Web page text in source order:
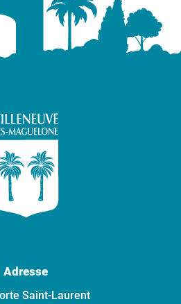
Adresse
Saint-Laurent